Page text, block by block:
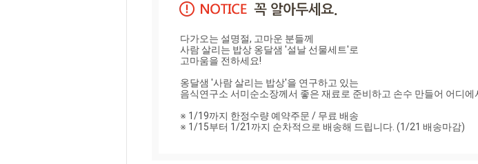
다가오는 설명절, 고마운 분들께
사람 살리는 밥상 옹달샘 '설날 선물세트'로
고마움을 전하세요!
옹달샘 '사람 살리는 밥상'을 연구하고 있는
음식연구소 서미순소장께서 좋은 재료로 준비하고 손수 만들어 어디
※ 1/19까지 한정수량 예약주문 / 무료 배송
※ 1/15부터 1/21까지 순차적으로 배송해 드립니다. (1/21 배송마감)